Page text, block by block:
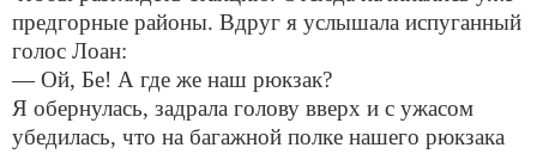
предгорные районы. Вдруг я услышала испуганный
голос Лоан:
— Ой, Бе! А где же наш рюкзак?
Я обернулась, задрала голову вверх и с ужасом
убедилась, что на багажной полке нашего рюкзака